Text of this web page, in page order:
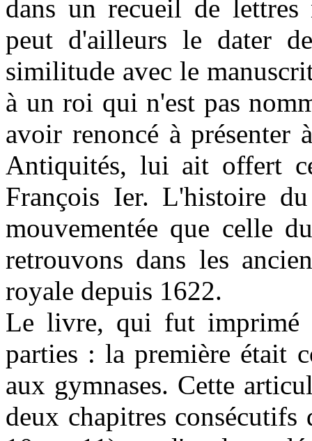
dans un recueil de
peut d'ailleurs le dater
similitude avec le
à un roi qui n'est pas
avoir renoncé à
Antiquités, lui ait offert
François Ier. L'histoire
mouvementée que celle
retrouvons dans les
royale depuis 1622.
Le livre, qui fut imprimé
parties : la première était
aux gymnases. Cette
deux chapitres